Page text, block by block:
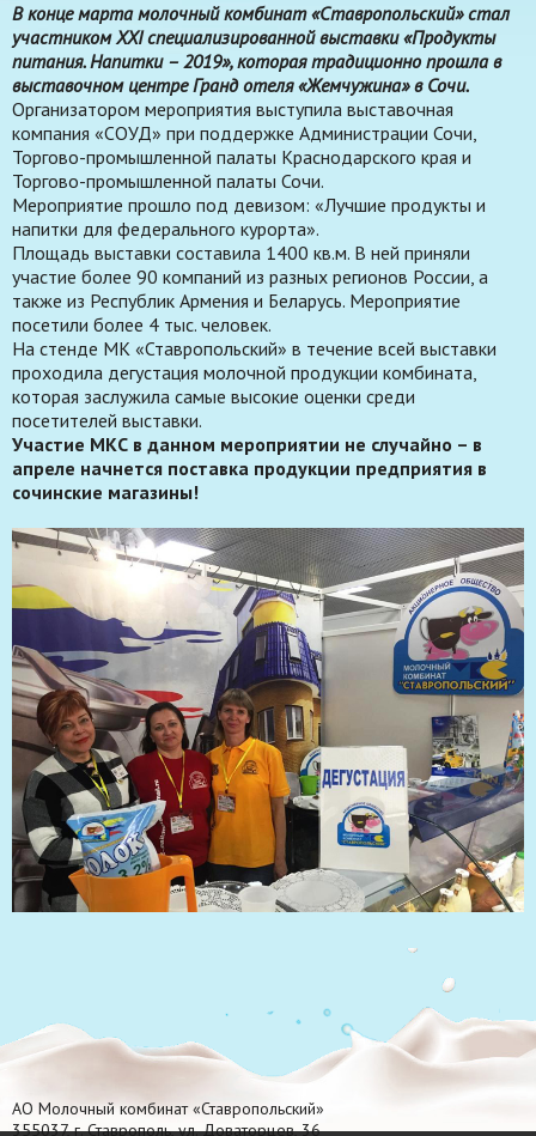
В конце марта молочный комбинат «Ставропольский» стал
участником ХXI специализированной выставки «Продукты
питания. Напитки – 2019», которая традиционно прошла в
выставочном центре Гранд отеля «Жемчужина» в Сочи.
Организатором мероприятия выступила выставочная
компания «СОУД» при поддержке Администрации Сочи,
Торгово-промышленной палаты Краснодарского края и
Торгово-промышленной палаты Сочи.
Мероприятие прошло под девизом: «Лучшие продукты и
напитки для федерального курорта».
Площадь выставки составила 1400 кв.м. В ней приняли
участие более 90 компаний из разных регионов России, а
также из Республик Армения и Беларусь. Мероприятие
посетили более 4 тыс. человек.
На стенде МК «Ставропольский» в течение всей выставки
проходила дегустация молочной продукции комбината,
которая заслужила самые высокие оценки среди
посетителей выставки.
Участие МКС в данном мероприятии не случайно – в
апреле начнется поставка продукции предприятия в
сочинские магазины!
АО Молочный комбинат «Ставропольский»
355037, г. Ставрополь, ул. Доваторцев, 36